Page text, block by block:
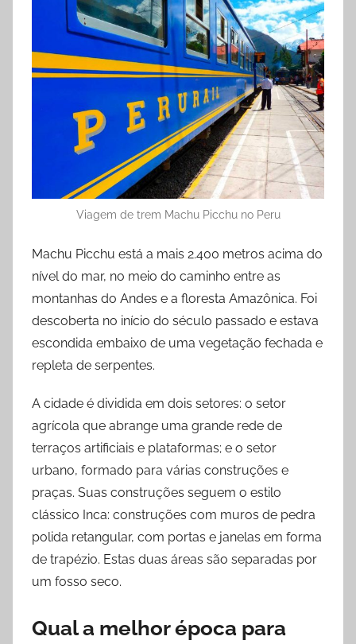
Viagem de trem Machu Picchu no Peru
Machu Picchu está a mais 2.400 metros acima do
nível do mar, no meio do caminho entre as
montanhas do Andes e a floresta Amazônica. Foi
descoberta no início do século passado e estava
escondida embaixo de uma vegetação fechada e
repleta de serpentes.
A cidade é dividida em dois setores: o setor
agrícola que abrange uma grande rede de
terraços artificiais e plataformas; e o setor
urbano, formado para várias construções e
praças. Suas construções seguem o estilo
clássico Inca: construções com muros de pedra
polida retangular, com portas e janelas em forma
de trapézio. Estas duas áreas são separadas por
um fosso seco.
Qual a melhor época para